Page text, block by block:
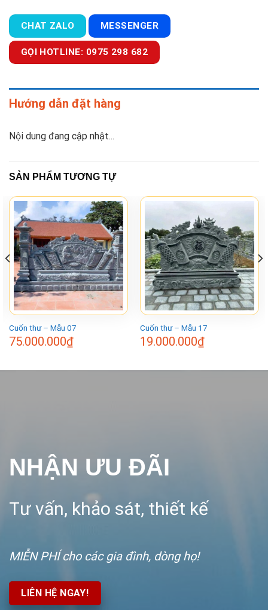
CHAT ZALO MESSENGER
GỌI HOTLINE: 0975 298 682
Hướng dẫn đặt hàng
Nội dung đang cập nhật...
SẢN PHẨM TƯƠNG TỰ
Cuốn thư – Mẫu 07
75.000.000₫
Cuốn thư – Mẫu 17
19.000.000₫
NHẬN ƯU ĐÃI
Tư vấn, khảo sát, thiết kế
MIỄN PHÍ cho các gia đình, dòng họ!
LIÊN HỆ NGAY!